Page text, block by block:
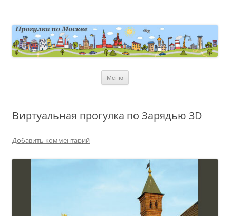
Меню
Виртуальная прогулка по Зарядью 3D
Добавить комментарий